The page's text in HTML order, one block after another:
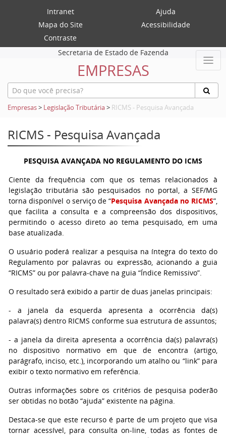
Intranet
Ajuda
Mapa do Site
Acessibilidade
Contraste
Secretaria de Estado de Fazenda
EMPRESAS
Empresas> Legislação Tributária> RICMS - Pesquisa Avançada
RICMS - Pesquisa Avançada
PESQUISA AVANÇADA NO REGULAMENTO DO ICMS
Ciente da frequência com que os temas relacionados à
legislação tributária são pesquisados no portal, a SEF/MG
torna disponível o serviço de “Pesquisa Avançada no RICMS”,
que facilita a consulta e a compreensão dos dispositivos,
permitindo o acesso direto ao tema pesquisado, em uma
base atualizada.
O usuário poderá realizar a pesquisa na íntegra do texto do
Regulamento por palavras ou expressão, acionando a guia
“RICMS” ou por palavra-chave na guia “Índice Remissivo”.
O resultado será exibido a partir de duas janelas principais:
- a janela da esquerda apresenta a ocorrência da(s)
palavra(s) dentro RICMS conforme sua estrutura de assuntos;
- a janela da direita apresenta a ocorrência da(s) palavra(s)
no dispositivo normativo em que de encontra (artigo,
parágrafo, inciso, etc.), incorporando um atalho ou “link” para
exibir o texto normativo em referência.
Outras informações sobre os critérios de pesquisa poderão
ser obtidas no botão “ajuda” existente na página.
Destaca-se que este recurso é parte de um projeto que visa
tornar acessível, para consulta on-line, todas as fontes de